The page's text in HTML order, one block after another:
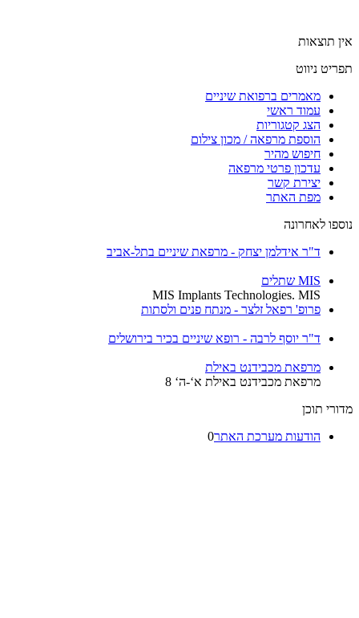
אין תוצאות
תפריט ניווט
מאמרים ברפואת שיניים
עמוד ראשי
הצג קטגוריות
הוספת מרפאה / מכון צילום
חיפוש מהיר
עדכון פרטי מרפאה
יצירת קשר
מפת האתר
נוספו לאחרונה
ד"ר אידלמן יצחק - מרפאת שיניים בתל-אביב
MIS שתלים
MIS Implants Technologies. MIS
פרופ' רפאל זלצר - מנתח פנים ולסתות
ד"ר יוסף לרבה - רופא שיניים בכיר בירושלים
מרפאת מכבידנט באילת
מרפאת מכבידנט באילת א‘-ה‘ 8
מדורי תוכן
הודעות מערכת האתר0